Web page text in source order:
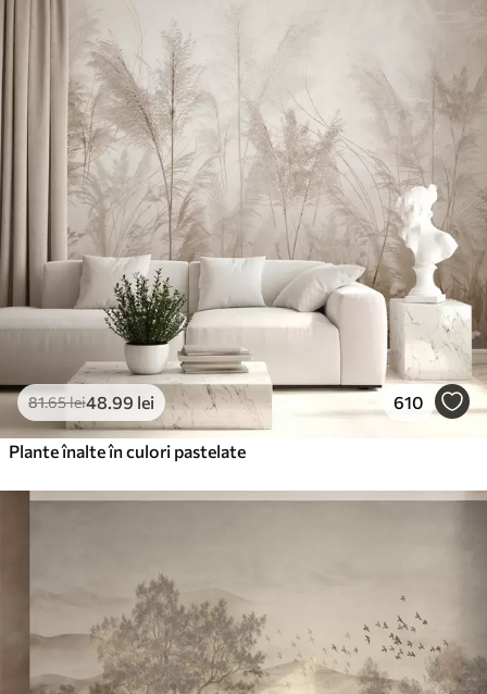
81.65lei48 .99 lei 610
Plante înalte în culori pastelate